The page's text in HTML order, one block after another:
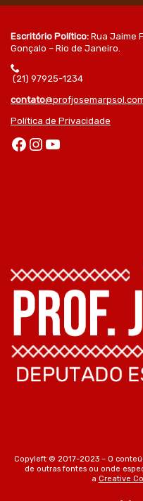
Escritório Político: Rua Jaime
Gonçalo – Rio de Janeiro.
(21) 97925-1234
contato
Política de Privacidade
Facebook Instagram Youtube
Copyleft © 2017-2023 – O
de outras fontes ou onde
a Creative